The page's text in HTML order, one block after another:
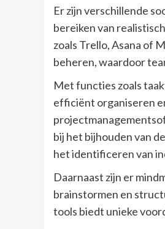
Er zijn verschillende
bereiken van
zoals Trello, Asana of
beheren, waardoor
Met functies zoals
efficiënt organiseren
bij het bijhouden van
het identificeren van
Daarnaast zijn er
brainstormen en
tools biedt unieke